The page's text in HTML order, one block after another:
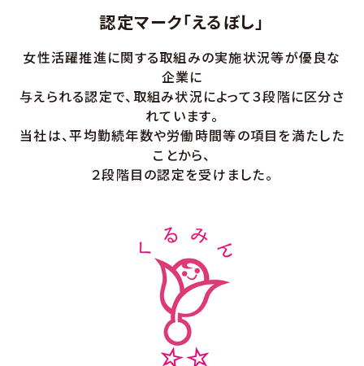
認定マーク「えるぼし」
女性活躍推進に関する取組みの実施状況等が優良な
企業に
与えられる認定で、取組み状況によって３段階に区分さ
れています。
当社は、平均勤続年数や労働時間等の項目を満たした
ことから、
２段階目の認定を受けました。